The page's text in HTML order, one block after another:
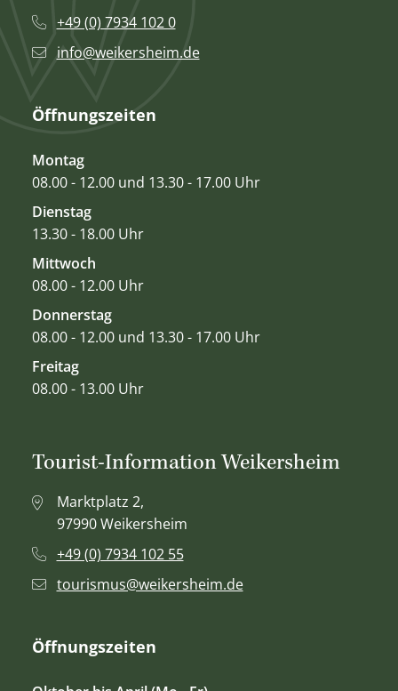
+49 (0) 7934 102 0
info@weikersheim.de
Öffnungszeiten
Montag
08.00 - 12.00 und 13.30 - 17.00 Uhr
Dienstag
13.30 - 18.00 Uhr
Mittwoch
08.00 - 12.00 Uhr
Donnerstag
08.00 - 12.00 und 13.30 - 17.00 Uhr
Freitag
08.00 - 13.00 Uhr
Tourist-Information Weikersheim
Marktplatz 2,
97990 Weikersheim
+49 (0) 7934 102 55
tourismus@weikersheim.de
Öffnungszeiten